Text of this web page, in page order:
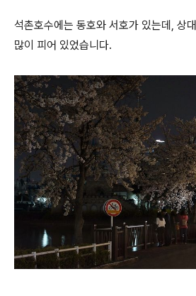
석촌호수에는 동호와 서호가 있는데, 상
많이 피어 있었습니다.